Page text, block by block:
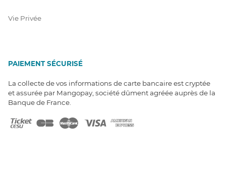
Vie Privée
PAIEMENT SÉCURISÉ
La collecte de vos informations de carte bancaire est cryptée
et assurée par Mangopay, société dûment agréée auprès de la
Banque de France.